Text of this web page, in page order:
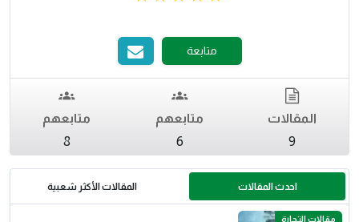
متابعة
المقالات
9
متابعهم
6
متابعهم
8
احدث المقالات المقالات الأكثر شعبية
مقالات التجارة